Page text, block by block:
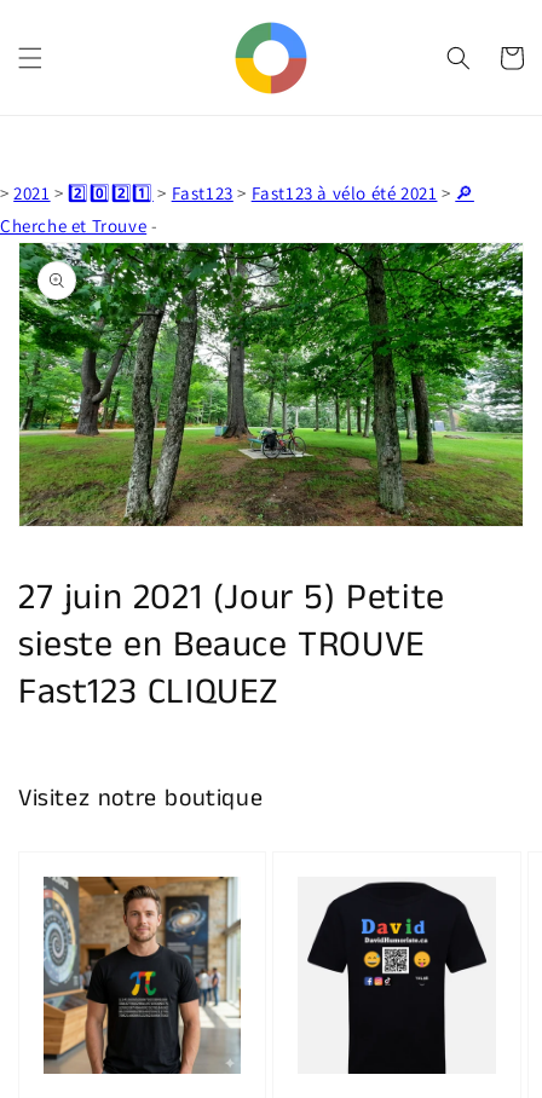
au
contenu
Panier
>2021 >2️⃣0️⃣2️⃣1️⃣ > Fast123 > Fast123 à vélo été 2021 > 🔎
Cherche et Trouve -
Passer aux
informations
produits
Ouvrir
1
des
supports
multimédia
dans
la
vue
27 juin 2021 (Jour 5) Petite
sieste en Beauce TROUVE
Fast123 CLIQUEZ
Visitez notre boutique